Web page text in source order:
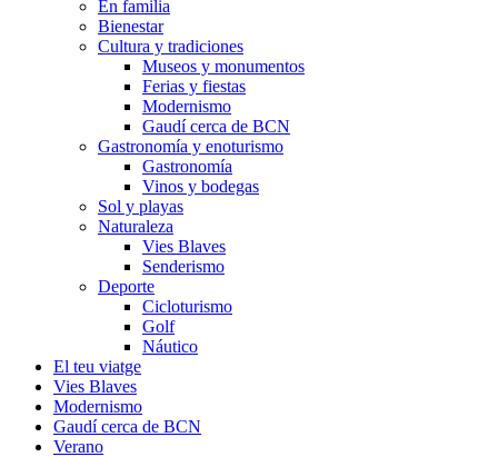
En familia
Bienestar
Cultura y tradiciones
Museos y monumentos
Ferias y fiestas
Modernismo
Gaudí cerca de BCN
Gastronomía y enoturismo
Gastronomía
Vinos y bodegas
Sol y playas
Naturaleza
Vies Blaves
Senderismo
Deporte
Cicloturismo
Golf
Náutico
El teu viatge
Vies Blaves
Modernismo
Gaudí cerca de BCN
Verano